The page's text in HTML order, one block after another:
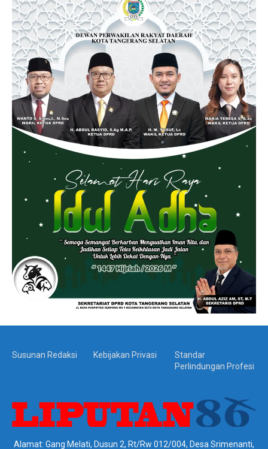
Susunan Redaksi Kebijakan Privasi
Standar
Perlindungan Profesi
Alamat: Gang Melati, Dusun 2, Rt/Rw 012/004, Desa Srimenanti,